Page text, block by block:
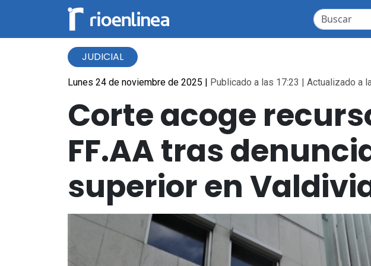
JUDICIAL
Lunes 24 de noviembre de 2025 | Publicado a las 17:23 | Actualizado a
Corte acoge
FF.AA tras
superior en